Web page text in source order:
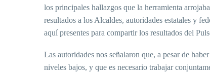
los principales hallazgos que la herramienta
resultados a los Alcaldes, autoridades estatales y
aquí presentes para compartir los resultados del
Las autoridades nos señalaron que, a pesar de
niveles bajos, y que es necesario trabajar